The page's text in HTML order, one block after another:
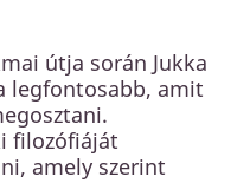
útja során Jukka
legfontosabb, amit
filozófiáját
amely szerint